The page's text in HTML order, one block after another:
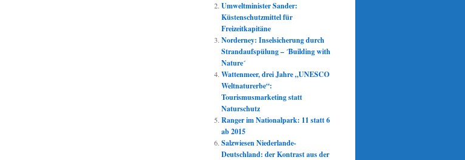
Umweltminister Sander:
Küstenschutzmittel für
Freizeitkapitäne
Norderney: Inselsicherung durch
Strandaufspülung – ´Building with
Nature´
Wattenmeer, drei Jahre „UNESCO
Weltnaturerbe“:
Tourismusmarketing statt
Naturschutz
Ranger im Nationalpark: 11 statt 6
ab 2015
Salzwiesen Niederlande-
Deutschland: der Kontrast aus der